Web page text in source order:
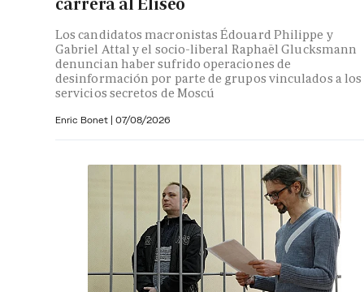
carrera al Elíseo
Los candidatos macronistas Édouard Philippe y
Gabriel Attal y el socio-liberal Raphaël Glucksmann
denuncian haber sufrido operaciones de
desinformación por parte de grupos vinculados a los
servicios secretos de Moscú
Enric Bonet | 07/08/2026